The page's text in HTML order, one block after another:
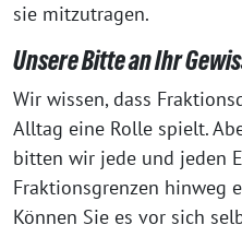
sie mitzutragen.
Unsere Bitte an Ihr
Wir wissen, dass
Alltag eine Rolle spielt.
bitten wir jede und jeden
Fraktionsgrenzen hinweg
Können Sie es vor sich